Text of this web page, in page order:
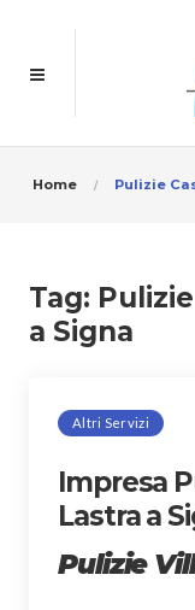
Home Pulizie
Tag:
a Signa
Altri Servizi
Impresa
Lastra a
Pulizie